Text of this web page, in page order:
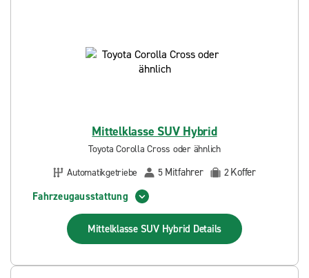
Mittelklasse SUV Hybrid
Toyota Corolla Cross oder ähnlich
Automatikgetriebe
5 Mitfahrer 2Koffer
Fahrzeugausstattung
Mittelklasse SUV Hybrid Details